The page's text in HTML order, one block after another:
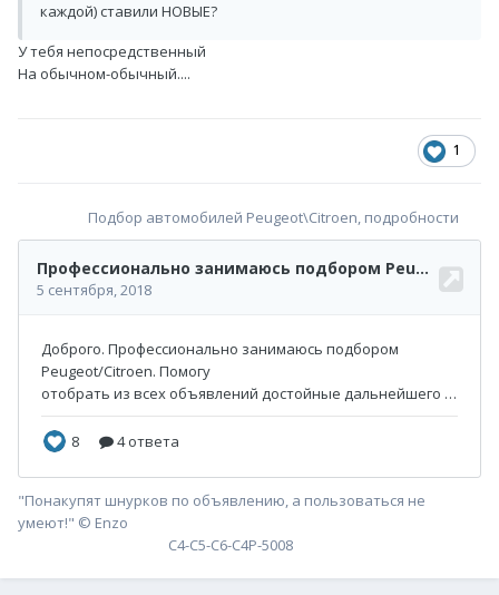
каждой) ставили НОВЫЕ?
У тебя непосредственный
На обычном-обычный....
1
Подбор автомобилей Peugeot\Citroen, подробности
"Понакупят шнурков по объявлению, а пользоваться не
умеют!" © Enzo
С4-С5-С6-С4P-5008